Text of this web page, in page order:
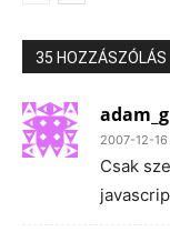
35 HOZZÁSZÓLÁS
adam_g
2007-12-
Csak